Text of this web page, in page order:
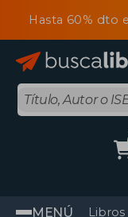
Hasta 60% dto
MENÚ Libros